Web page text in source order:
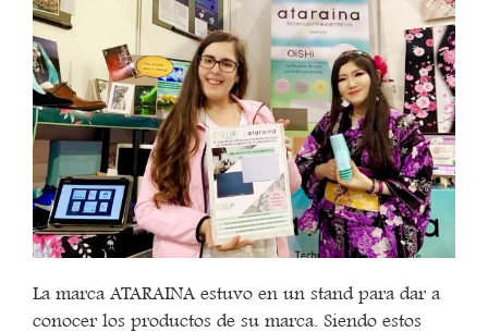
La marca ATARAINA estuvo en un stand para dar a
conocer los productos de su marca. Siendo estos